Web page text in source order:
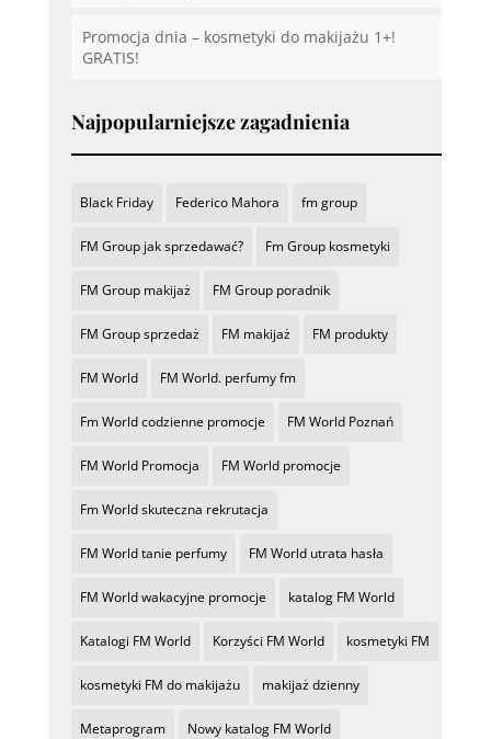
Promocja dnia – kosmetyki do makijażu 1+!
GRATIS!
Najpopularniejsze zagadnienia
Black Friday Federico Mahora fm group
FM Group jak sprzedawać? Fm Group kosmetyki
FM Group makijaż FM Group poradnik
FM Group sprzedaż FM makijaż FM produkty
FM World FM World. perfumy fm
Fm World codzienne promocje FM World Poznań
FM World Promocja FM World promocje
Fm World skuteczna rekrutacja
FM World tanie perfumy FM World utrata hasła
FM World wakacyjne promocje katalog FM World
Katalogi FM World Korzyści FM World kosmetyki FM
kosmetyki FM do makijażu makijaż dzienny
Metaprogram Nowy katalog FM World